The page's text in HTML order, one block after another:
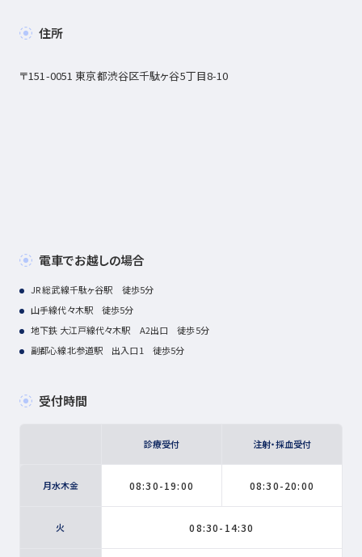
住所
〒151-0051 東京都渋谷区千駄ヶ谷5丁目8-10
電車でお越しの場合
JR 総武線千駄ヶ谷駅 徒歩5分
山手線代々木駅 徒歩5分
地下鉄 大江戸線代々木駅 A2出口 徒歩5分
副都心線北参道駅 出入口1 徒歩5分
受付時間
診療受付 注射・採血受付
月水木金 08:30-19:00 08:30-20:00
火 08:30-14:30